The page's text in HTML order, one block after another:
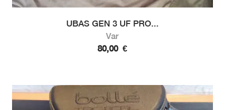
UBAS GEN 3 UF PRO...
Var
80,00 €